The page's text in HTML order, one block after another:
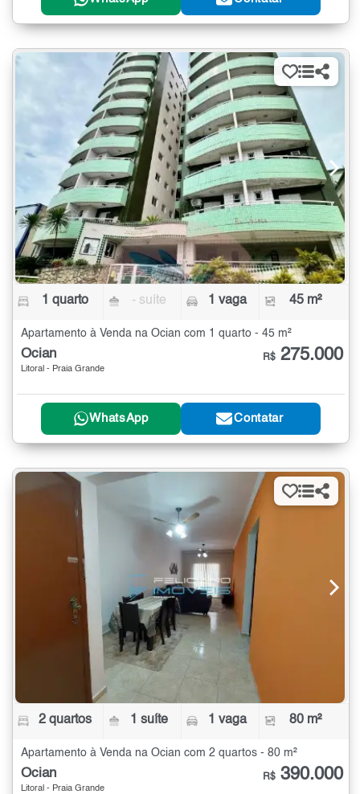
1 quarto - suíte 1 vaga 45 m²
Apartamento à Venda na Ocian com 1 quarto - 45 m²
Ocian
Litoral - Praia Grande
R$ 275.000
WhatsApp Contatar
2 quartos 1 suíte 1 vaga 80 m²
Apartamento à Venda na Ocian com 2 quartos - 80 m²
Ocian
Litoral - Praia Grande
R$ 390.000